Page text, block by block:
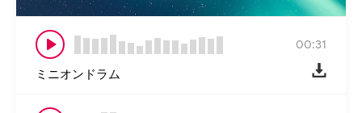
00:31
ミニオンドラム